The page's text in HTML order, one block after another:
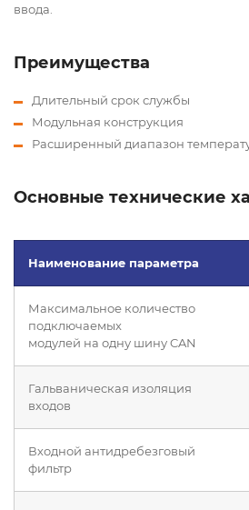
ввода.
Преимущества
Длительный срок службы
Модульная конструкция
Расширенный диапазон
Основные технические
Наименование параметра
Максимальное количество
подключаемых
модулей на одну шину CAN
Гальваническая изоляция
входов
Входной антидребезговый
фильтр